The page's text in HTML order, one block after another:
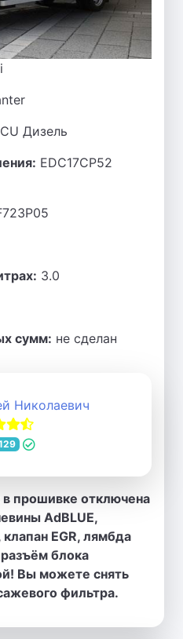
Дизель
EDC17CP52
3.0
сумм: не сделан
Николаевич
в прошивке отключена
AdBLUE,
EGR, лямбда
блока
Вы можете снять
фильтра.